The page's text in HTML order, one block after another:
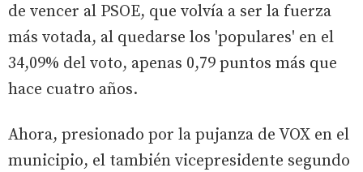
de vencer al PSOE, que volvía a ser la fuerza
más votada, al quedarse los 'populares' en el
34,09% del voto, apenas 0,79 puntos más que
hace cuatro años.
Ahora, presionado por la pujanza de VOX en el
municipio, el también vicepresidente segundo